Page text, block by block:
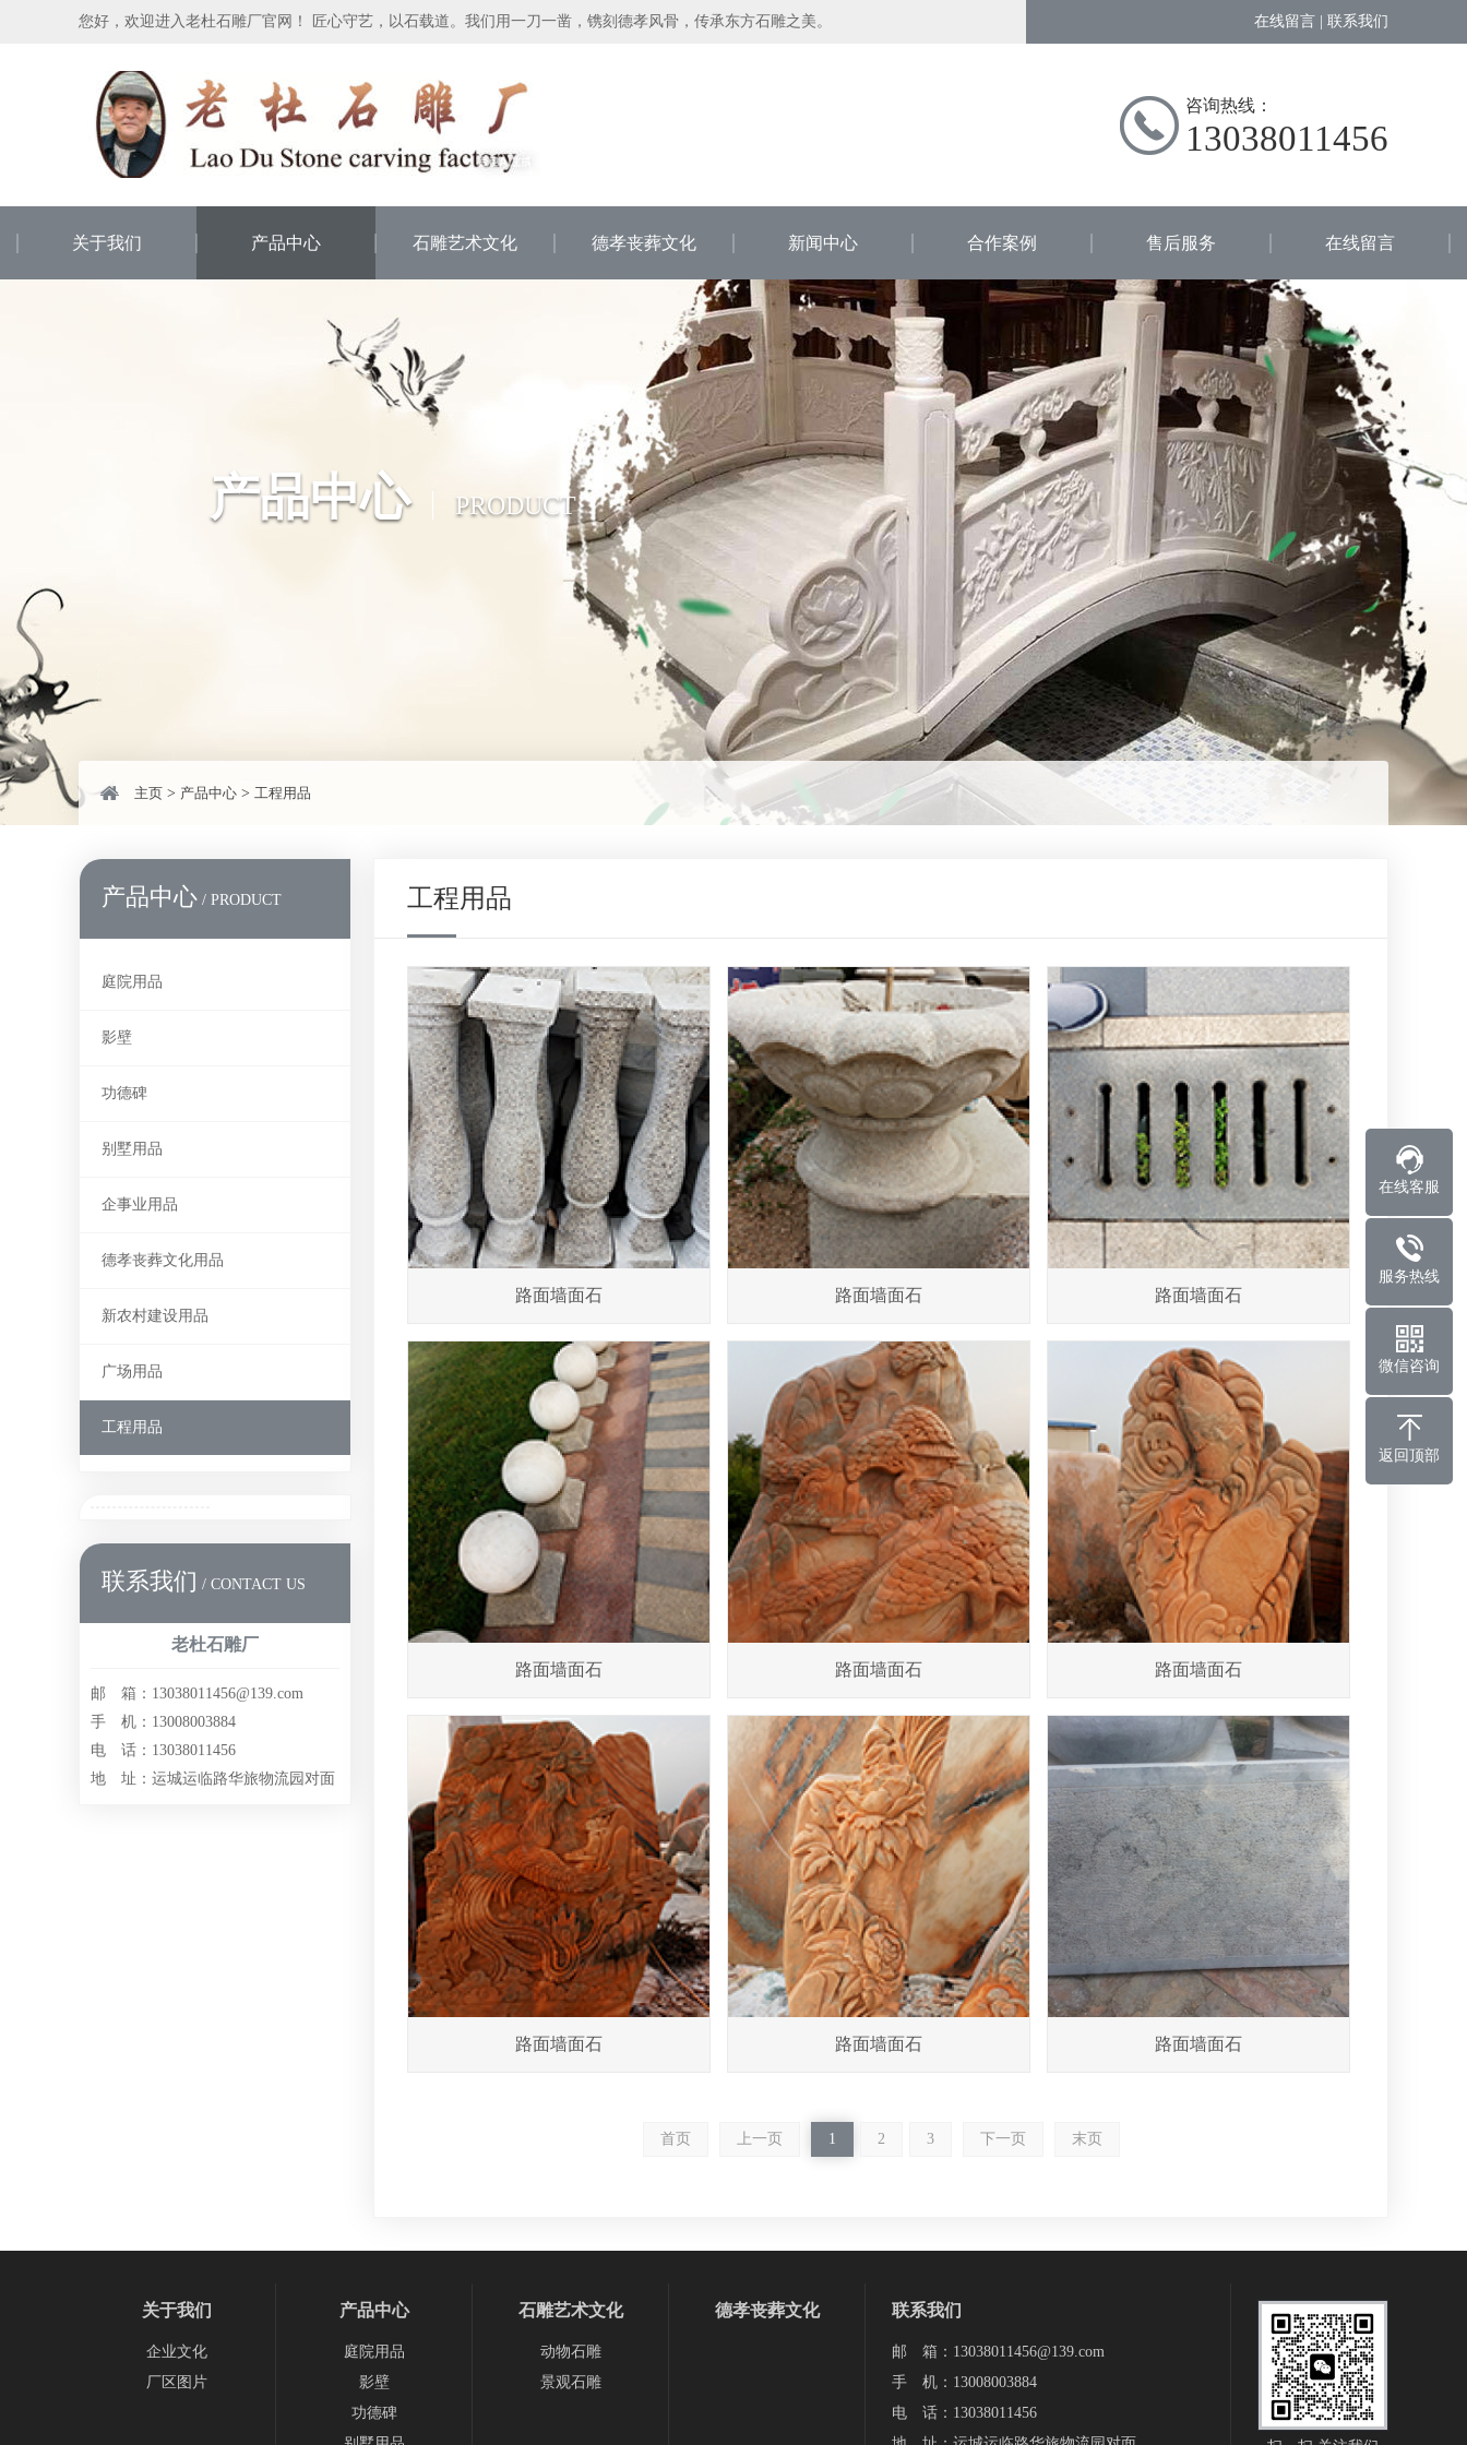
您好，欢迎进入老杜石雕厂官网！ 匠心守艺，以石载道。我们用一刀一凿，镌刻德孝风骨，传承东方石雕之美。 在线留言 联系我们
咨询热线：
13038011456
关于我们 产品中心 石雕艺术文化 德孝丧葬文化 新闻中心 合作案例 售后服务 在线留言
产品中心 PRODUCT
主页 > 产品中心 > 工程用品
产品中心 / PRODUCT
庭院用品
影壁
功德碑
别墅用品
企事业用品
德孝丧葬文化用品
新农村建设用品
广场用品
工程用品
联系我们 / CONTACT US
老杜石雕厂
邮 箱：13038011456@139.com
手 机：13008003884
电 话：13038011456
地 址：运城运临路华旅物流园对面
工程用品
路面墙面石 路面墙面石 路面墙面石
路面墙面石 路面墙面石 路面墙面石
路面墙面石 路面墙面石 路面墙面石
首页 上一页 1 2 3 下一页 末页
关于我们
企业文化
厂区图片
产品中心
庭院用品
影壁
功德碑
石雕艺术文化
动物石雕
景观石雕
德孝丧葬文化 联系我们
邮 箱：13038011456@139.com
手 机：13008003884
电 话：13038011456
在线客服
服务热线
微信咨询
返回顶部